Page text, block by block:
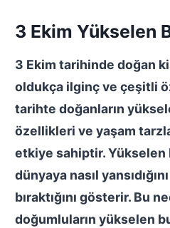
3 Ekim Yükselen
3 Ekim tarihinde doğan
oldukça ilginç ve çeşitli
tarihte doğanların
özellikleri ve yaşam
etkiye sahiptir. Yükselen
dünyaya nasıl
bıraktığını gösterir. Bu
doğumluların yükselen